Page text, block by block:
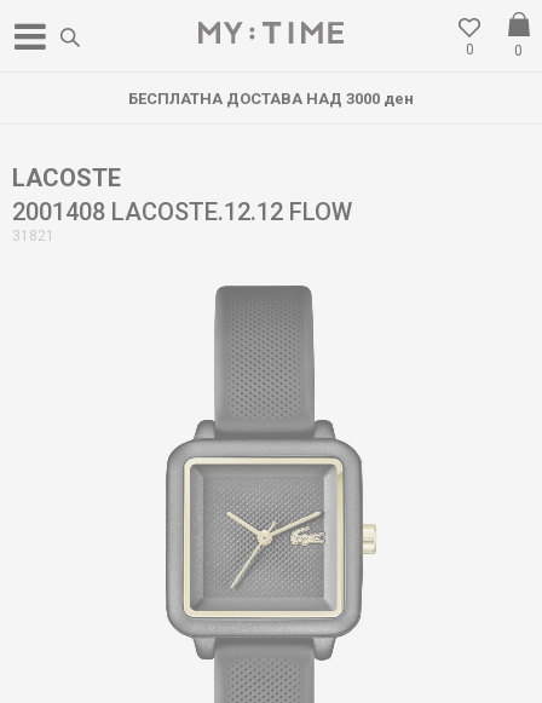
0
0
БЕСПЛАТНА ДОСТАВА НАД 3000 ден
LACOSTE
2001408 LACOSTE.12.12 FLOW
31821